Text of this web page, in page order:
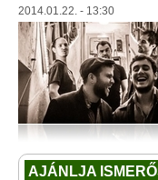
2014.01.22. - 13:30
AJÁNLJA